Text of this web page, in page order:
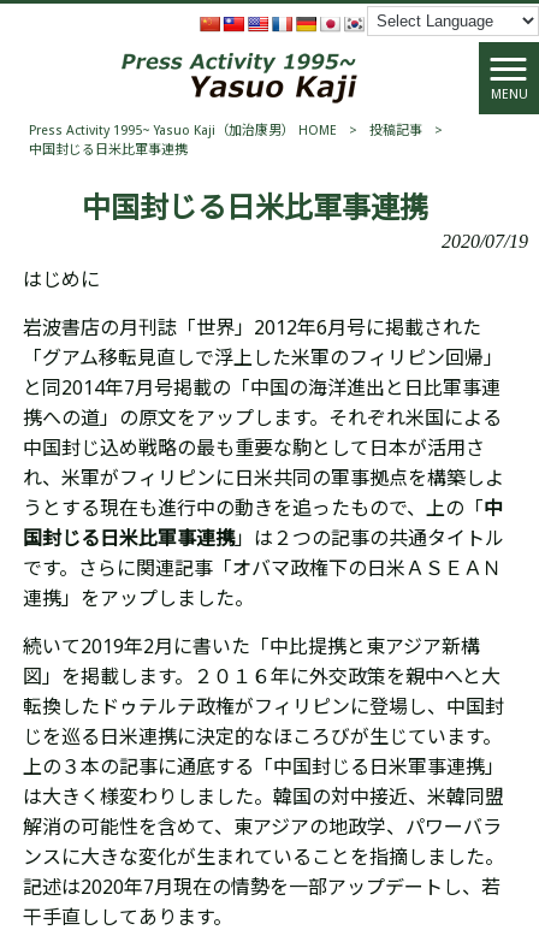
MENU
Press Activity 1995~ Yasuo Kaji（加治康男） HOME > 投稿記事
>
中国封じる日米比軍事連携
中国封じる日米比軍事連携
2020/07/19
はじめに
岩波書店の月刊誌「世界」2012年6月号に掲載された
「グアム移転見直しで浮上した米軍のフィリピン回帰」
と同2014年7月号掲載の「中国の海洋進出と日比軍事連
携への道」の原文をアップします。それぞれ米国による
中国封じ込め戦略の最も重要な駒として日本が活用さ
れ、米軍がフィリピンに日米共同の軍事拠点を構築しよ
うとする現在も進行中の動きを追ったもので、上の「中
国封じる日米比軍事連携」は２つの記事の共通タイトル
です。さらに関連記事「オバマ政権下の日米ＡＳＥＡＮ
連携」をアップしました。
続いて2019年2月に書いた「中比提携と東アジア新構
図」を掲載します。２０１６年に外交政策を親中へと 大
転換したドゥテルテ政権がフィリピンに登場し、中国封
じを巡る日米連携に決定的なほころびが生じています。
上の３本の記事に通底する「中国封じる日米軍事連携」
は大きく様変わりしました。韓国の対中接近、米韓同盟
解消の可能性を含めて、 東アジアの地政学、パワーバラ
ンスに大きな変化が生まれていることを指摘しました。
記述は2020年7月現在の情勢を一部アップデートし、若
干手直ししてあります。